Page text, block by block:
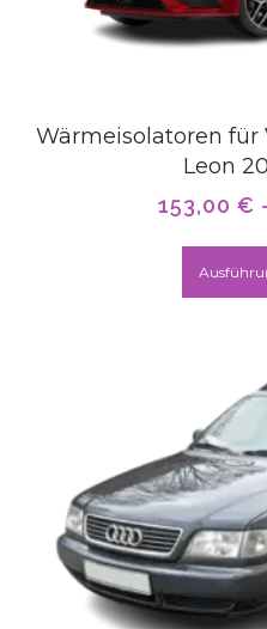
Wärmeisolatoren für
Leon
153,00 €